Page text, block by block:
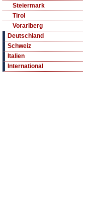
Steiermark
Tirol
Vorarlberg
Deutschland
Schweiz
Italien
International